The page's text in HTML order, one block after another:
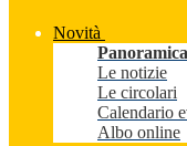
Novità
Panoramica
Le notizie
Le circolari
Calendario
Albo online